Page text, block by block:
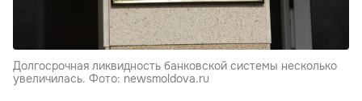
Долгосрочная ликвидность банковской системы несколько
увеличилась. Фото: newsmoldova.ru